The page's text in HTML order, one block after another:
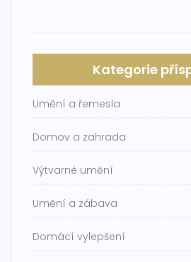
Kategorie
Umění a řemesla
Domov a zahrada
Výtvarné umění
Umění a zábava
Domácí vylepšení